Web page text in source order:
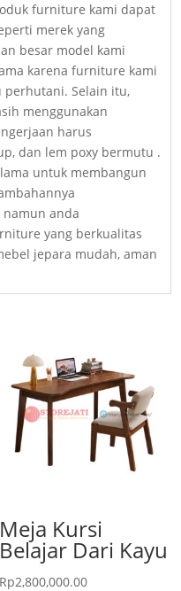
furniture kami dapat
merek yang
besar model kami
karena furniture kami
perhutani. Selain itu,
menggunakan
harus
dan lem poxy bermutu .
untuk membangun
anda
yang berkualitas
jepara mudah, aman
Meja Kursi
Belajar Dari Kayu
Rp2,800,000.00